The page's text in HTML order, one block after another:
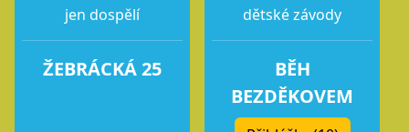
jen dospělí
ŽEBRÁCKÁ 25
dětské závody
BĚH
BEZDĚKOVEM